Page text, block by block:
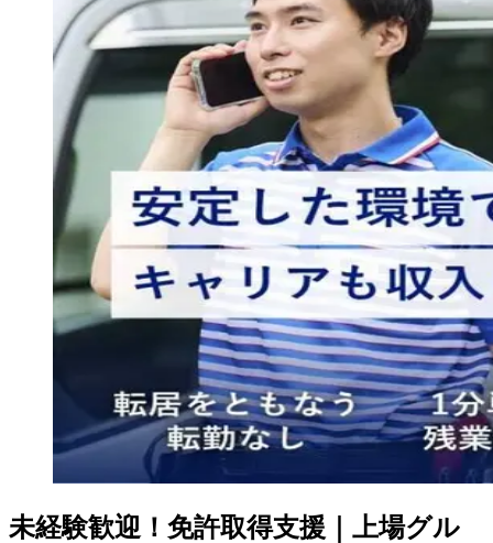
未経験歓迎！免許取得支援｜上場グル